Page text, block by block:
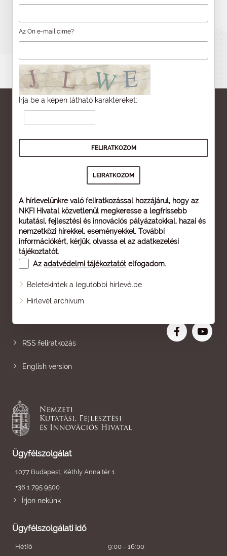
Az Ön e-mail címe?
Írja be a képen látható karaktereket:
A hírlevelünkre való feliratkozással hozzájárul, hogy az
NKFI Hivatal közvetlenül megkeresse a legfrissebb
kutatási, fejlesztési és innovációs pályázatokkal, hazai és
nemzetközi hírekkel, eseményekkel. További
információkért, kérjük, olvassa el az adatkezelési
tájékoztatót.
Az adatvédelmi tájékoztatót elfogadom.
Beletekintek a legutóbbi hírlevélbe
Hírlevél archívum
Oldaltérkép
RSS feliratkozás
English version
Ügyfélszolgálat
1077 Budapest, Kéthly Anna tér 1.
+36 1 795 9500
Írjon nekünk
Ügyfélszolgálati idő
Hétfő 9:00 - 16:00